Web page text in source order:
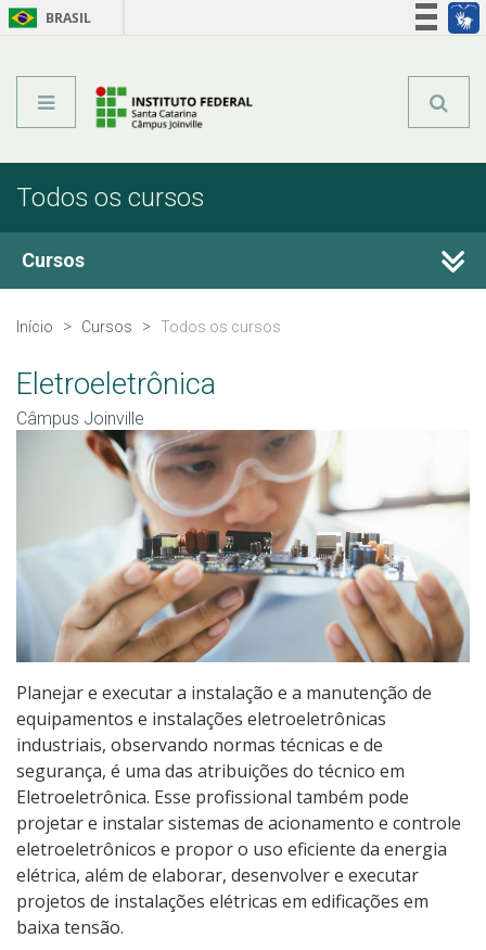
BRASIL
Todos os cursos
Cursos
Técnicos Integrados
Técnicos Concomitantes
Técnicos Subsequentes
Qualificação Profissional e Idiomas
Graduação
Especialização
Educação a Distância
Todos os cursos
Processo de Inscrição
Resultados
Resultados Vagas Remanescentes
Início Cursos Todos os cursos
Eletroeletrônica
Câmpus Joinville
Planejar e executar a instalação e a manutenção de
equipamentos e instalações eletroeletrônicas
industriais, observando normas técnicas e de
segurança, é uma das atribuições do técnico em
Eletroeletrônica. Esse profissional também pode
projetar e instalar sistemas de acionamento e controle
eletroeletrônicos e propor o uso eficiente da energia
elétrica, além de elaborar, desenvolver e executar
projetos de instalações elétricas em edificações em
baixa tensão.